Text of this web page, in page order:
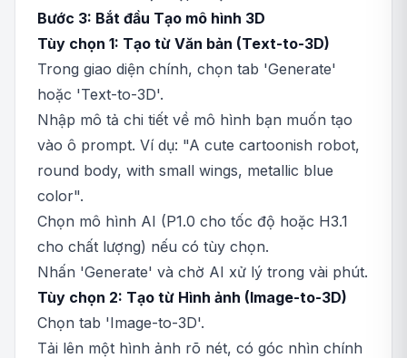
Bước 3: Bắt đầu Tạo mô hình 3D
Tùy chọn 1: Tạo từ Văn bản (Text-to-3D)
Trong giao diện chính, chọn tab 'Generate'
hoặc 'Text-to-3D'.
Nhập mô tả chi tiết về mô hình bạn muốn tạo
vào ô prompt. Ví dụ: "A cute cartoonish robot,
round body, with small wings, metallic blue
color".
Chọn mô hình AI (P1.0 cho tốc độ hoặc H3.1
cho chất lượng) nếu có tùy chọn.
Nhấn 'Generate' và chờ AI xử lý trong vài phút.
Tùy chọn 2: Tạo từ Hình ảnh (Image-to-3D)
Chọn tab 'Image-to-3D'.
Tải lên một hình ảnh rõ nét, có góc nhìn chính